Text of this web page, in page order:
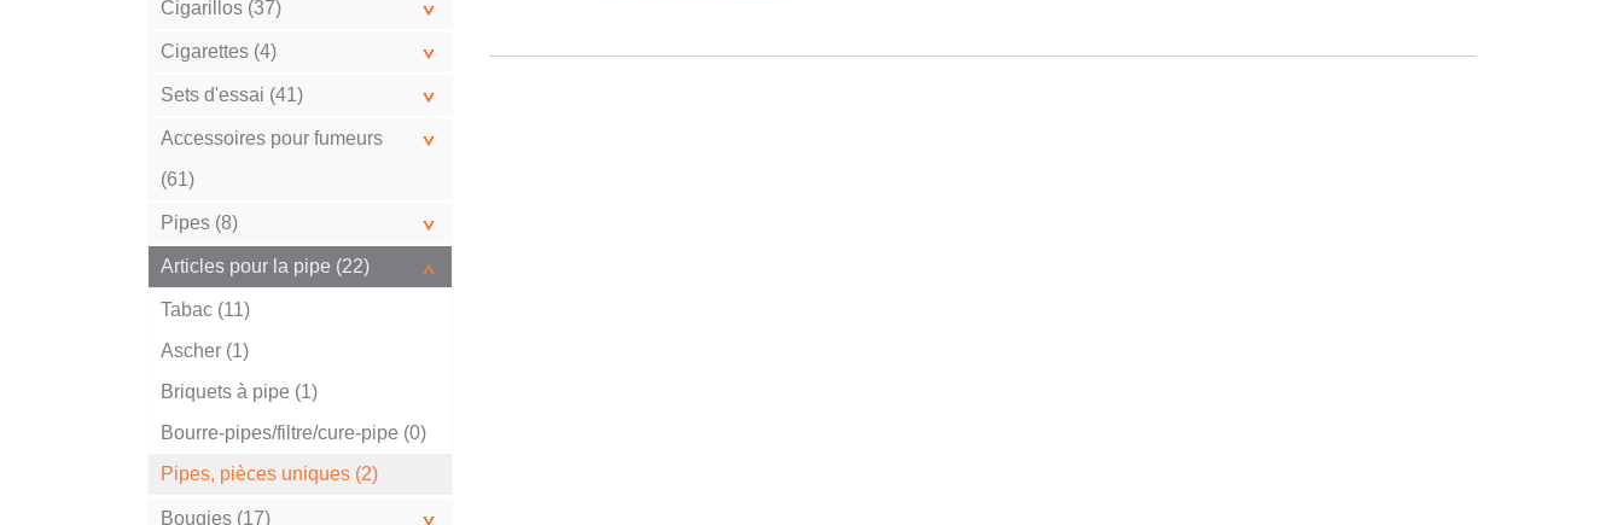
Cigarillos (37)
Cigarettes (4)
Sets d'essai (41)
Accessoires pour fumeurs
(61)
Pipes (8)
Articles pour la pipe (22)
Tabac (11)
Ascher (1)
Briquets à pipe (1)
Bourre-pipes/filtre/cure-pipe (0)
Pipes, pièces uniques (2)
Bougies (17)